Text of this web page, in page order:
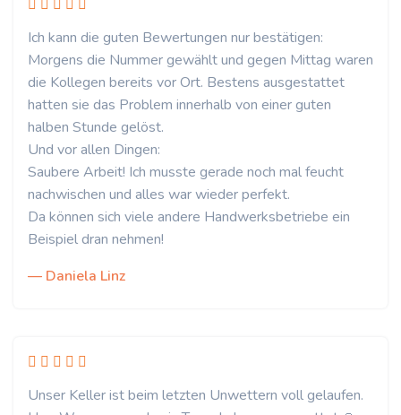
Ich kann die guten Bewertungen nur bestätigen:
Morgens die Nummer gewählt und gegen Mittag waren
die Kollegen bereits vor Ort. Bestens ausgestattet
hatten sie das Problem innerhalb von einer guten
halben Stunde gelöst.
Und vor allen Dingen:
Saubere Arbeit! Ich musste gerade noch mal feucht
nachwischen und alles war wieder perfekt.
Da können sich viele andere Handwerksbetriebe ein
Beispiel dran nehmen!
— Daniela Linz
Unser Keller ist beim letzten Unwettern voll gelaufen.